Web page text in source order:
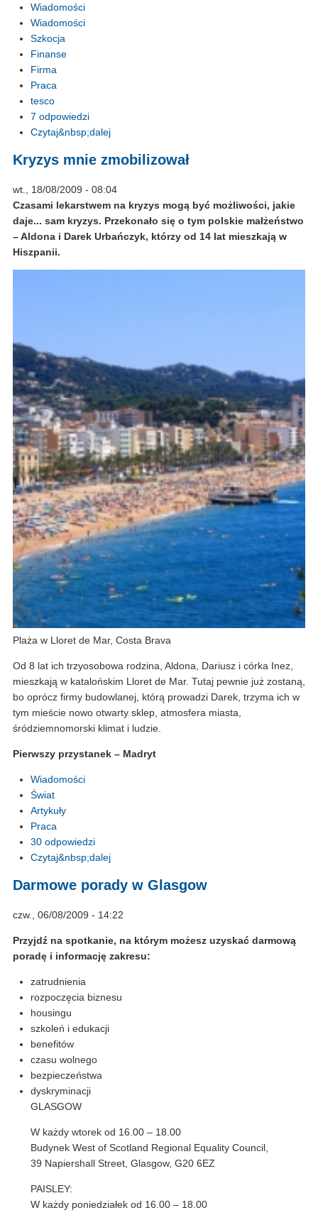
Wiadomości
Wiadomości
Szkocja
Finanse
Firma
Praca
tesco
7 odpowiedzi
Czytaj&nbsp;dalej
Kryzys mnie zmobilizował
wt., 18/08/2009 - 08:04
Czasami lekarstwem na kryzys mogą być możliwości, jakie
daje... sam kryzys. Przekonało się o tym polskie małżeństwo
– Aldona i Darek Urbańczyk, którzy od 14 lat mieszkają w
Hiszpanii.
Plaża w Lloret de Mar, Costa Brava
Od 8 lat ich trzyosobowa rodzina, Aldona, Dariusz i córka Inez,
mieszkają w katalońskim Lloret de Mar. Tutaj pewnie już zostaną,
bo oprócz firmy budowlanej, którą prowadzi Darek, trzyma ich w
tym mieście nowo otwarty sklep, atmosfera miasta,
śródziemnomorski klimat i ludzie.
Pierwszy przystanek – Madryt
Wiadomości
Świat
Artykuły
Praca
30 odpowiedzi
Czytaj&nbsp;dalej
Darmowe porady w Glasgow
czw., 06/08/2009 - 14:22
Przyjdź na spotkanie, na którym możesz uzyskać darmową
poradę i informację zakresu:
zatrudnienia
rozpoczęcia biznesu
housingu
szkoleń i edukacji
benefitów
czasu wolnego
bezpieczeństwa
dyskryminacji
GLASGOW
W każdy wtorek od 16.00 – 18.00
Budynek West of Scotland Regional Equality Council,
39 Napiershall Street, Glasgow, G20 6EZ
PAISLEY:
W każdy poniedziałek od 16.00 – 18.00